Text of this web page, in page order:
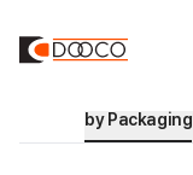
ABOUT DOOCO
by Packaging